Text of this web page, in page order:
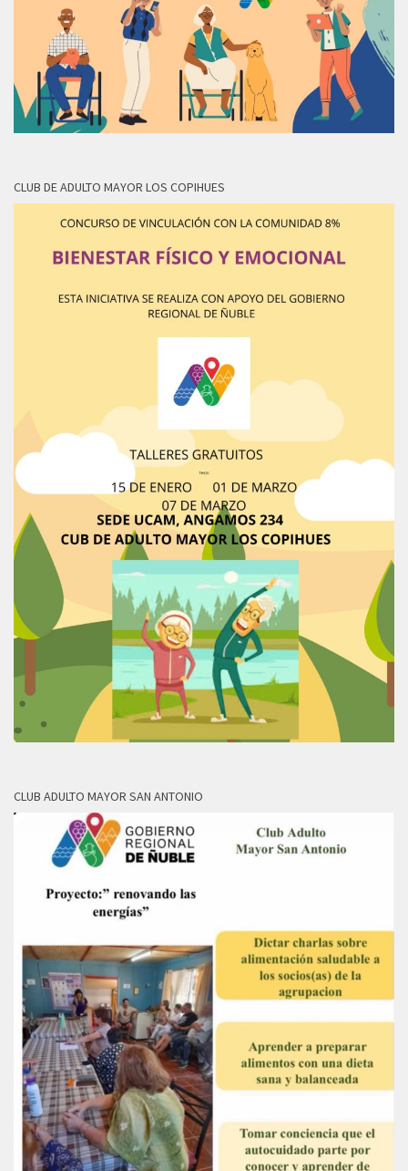
CLUB DE ADULTO MAYOR LOS COPIHUES
CLUB ADULTO MAYOR SAN ANTONIO